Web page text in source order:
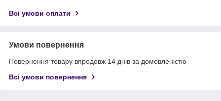
Всі умови оплати
Умови повернення
Повернення товару впродовж 14 днів за домовленістю
Всі умови повернення